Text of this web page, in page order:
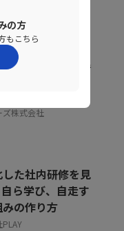
たない本当の理
ズ株式会社
た社内研修を見
ら学び、自走す
の作り方
の方
もこちら